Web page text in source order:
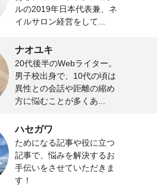
ルの2019年日本代表兼、ネ
イルサロン経営をして...
ナオユキ
20代後半のWebライター。
男子校出身で、10代の頃は
異性との会話や距離の縮め
方に悩むことが多くあ...
ハセガワ
ためになる記事や役に立つ
記事で、悩みを解決するお
手伝いをさせていただきま
す！